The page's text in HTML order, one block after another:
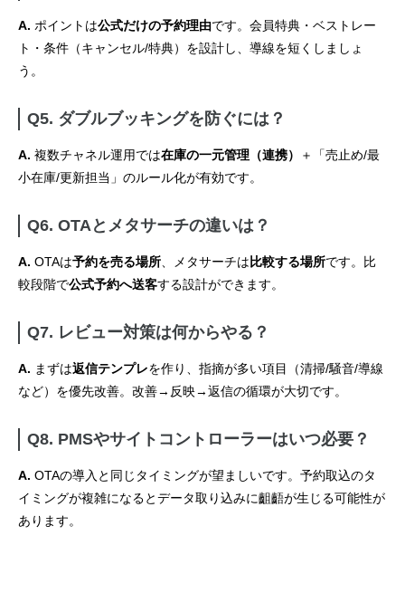
A. ポイントは公式だけの予約理由です。会員特典・ベストレー
ト・条件（キャンセル/特典）を設計し、導線を短くしましょ
う。
Q5. ダブルブッキングを防ぐには？
A. 複数チャネル運用では在庫の一元管理（連携）
＋「売止め/最
小在庫/更新担当」のルール化が有効です。
Q6. OTAとメタサーチの違いは？
A. OTAは予約を売る場所 、メタサーチは 比較する場所です。比
較段階で公式予約へ送客する設計ができます。
Q7. レビュー対策は何からやる？
A. まずは返信テンプレを作り、指摘が多い項目（清掃/騒音/導線
など）を優先改善。改善→反映→返信の循環が大切です。
Q8. PMSやサイトコントローラーはいつ必要？
A. OTAの導入と同じタイミングが望ましいです。予約取込のタ
イミングが複雑になるとデータ取り込みに齟齬が生じる可能性が
あります。